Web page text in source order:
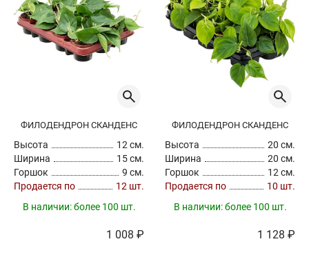
ФИЛОДЕНДРОН СКАНДЕНС
Высота
12 см.
Ширина
15 см.
Горшок
9 см.
Продается по
12 шт.
В наличии:более 100 шт.
1 008 ₽
ФИЛОДЕНДРОН СКАНДЕНС
Высота
20 см.
Ширина
20 см.
Горшок
12 см.
Продается по
10 шт.
В наличии:более 100 шт.
1 128 ₽